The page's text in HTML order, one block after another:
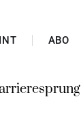
ABO